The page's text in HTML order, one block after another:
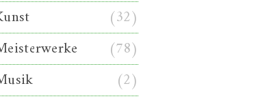
(32)
(78)
(2)